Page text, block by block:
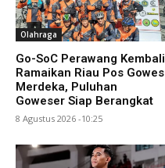
Olahraga
Go-SoC Perawang Kembali
Ramaikan Riau Pos Gowes
Merdeka, Puluhan
Goweser Siap Berangkat
8 Agustus 2026 -10:25